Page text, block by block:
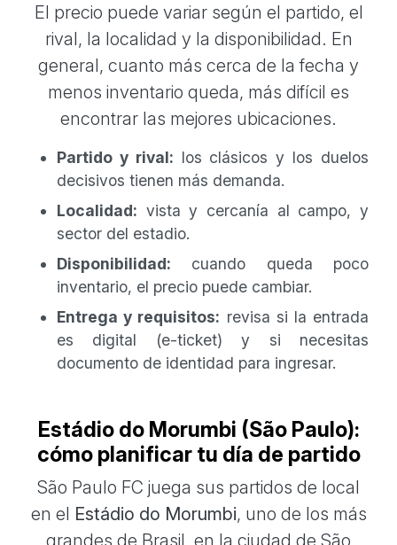
El precio puede variar según el partido, el
rival, la localidad y la disponibilidad. En
general, cuanto más cerca de la fecha y
menos inventario queda, más difícil es
encontrar las mejores ubicaciones.
Partido y rival: los clásicos y los duelos
decisivos tienen más demanda.
Localidad: vista y cercanía al campo, y
sector del estadio.
Disponibilidad: cuando queda poco
inventario, el precio puede cambiar.
Entrega y requisitos: revisa si la entrada
es digital (e-ticket) y si necesitas
documento de identidad para ingresar.
Estádio do Morumbi (São Paulo):
cómo planificar tu día de partido
São Paulo FC juega sus partidos de local
en el Estádio do Morumbi, uno de los más
grandes de Brasil, en la ciudad de São